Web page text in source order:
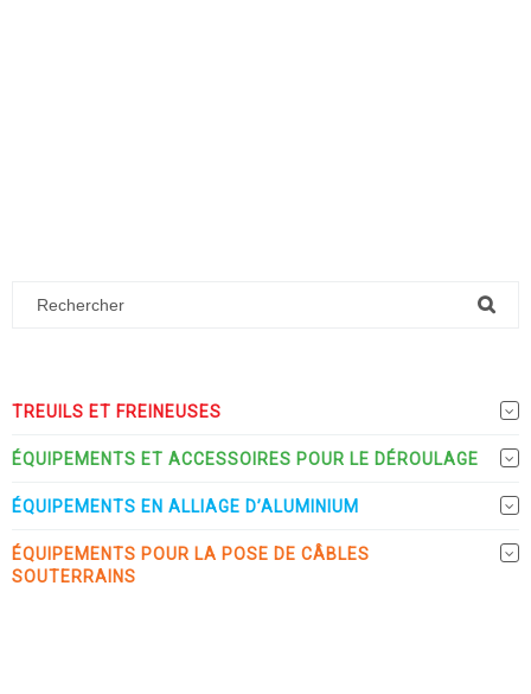
TREUILS ET FREINEUSES
ÉQUIPEMENTS ET ACCESSOIRES POUR LE DÉROULAGE
ÉQUIPEMENTS EN ALLIAGE D’ALUMINIUM
ÉQUIPEMENTS POUR LA POSE DE CÂBLES
SOUTERRAINS